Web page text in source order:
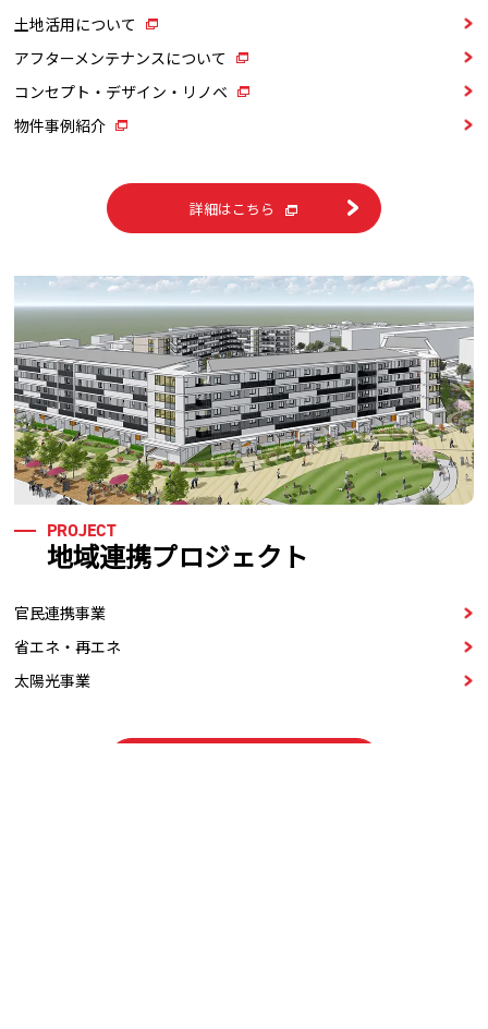
土地活用について
アフターメンテナンスについて
コンセプト・デザイン・リノベ
物件事例紹介
詳細はこちら
PROJECT
地域連携プロジェクト
官民連携事業
省エネ・再エネ
太陽光事業